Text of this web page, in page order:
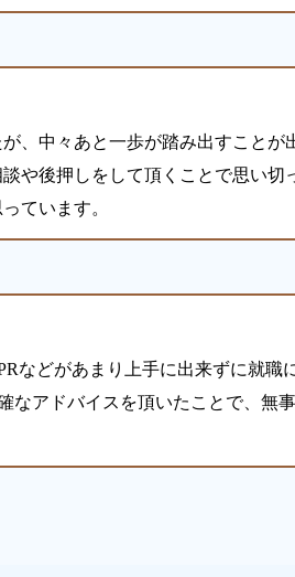
、中々あと一歩が踏み出すことが
や後押しをして頂くことで思い切
ています。
などがあまり上手に出来ずに就職
なアドバイスを頂いたことで、無